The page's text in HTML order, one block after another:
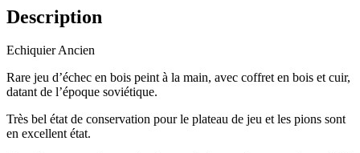
Description
Echiquier Ancien
Rare jeu d’échec en bois peint à la main, avec coffret en bois et cuir,
datant de l’époque soviétique.
Très bel état de conservation pour le plateau de jeu et les pions sont
en excellent état.